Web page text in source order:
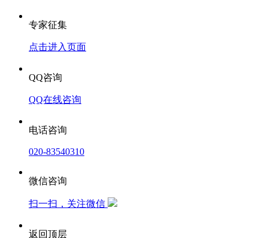
专家征集
点击进入页面
QQ咨询
QQ在线咨询
电话咨询
020-83540310
微信咨询
扫一扫，关注微信
返回顶层